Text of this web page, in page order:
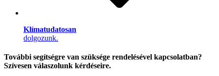
Klímatudatosan
dolgozunk.
További segítségre van szüksége rendelésével kapcsolatban?
Szívesen válaszolunk kérdéseire.